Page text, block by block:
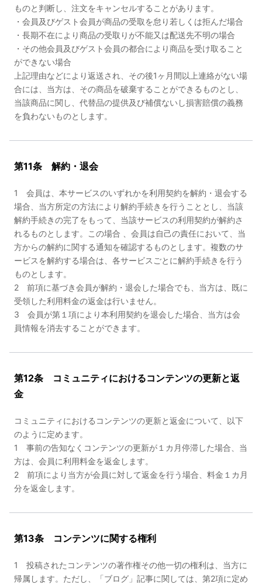
ものと判断し、注文をキャンセルすることがあります。
・会員及びゲスト会員が商品の受取を怠り若しくは拒んだ場合
・長期不在により商品の受取りが不能又は配送先不明の場合
・その他会員及びゲスト会員の都合により商品を受け取ること
ができない場合
上記理由などにより返送され、その後1ヶ月間以上連絡がない場
合には、当方は、その商品を破棄することができるものとし、
当該商品に関し、代替品の提供及び補償ないし損害賠償の義務
を負わないものとします。
第11条 解約・退会
1 会員は、本サービスのいずれかを利用契約を解約・退会する
場合、当方所定の方法により解約手続きを行うこととし、当該
解約手続きの完了をもって、当該サービスの利用契約が解約さ
れるものとします。この場合 、会員は自己の責任において、当
方からの解約に関する通知を確認するものとします。複数のサ
ービスを解約する場合は、各サービスごとに解約手続きを行う
ものとします。
2 前項に基づき会員が解約・退会した場合でも、当方は、既に
受領した利用料金の返金は行いません。
3 会員が第１項により本利用契約を退会した場合、当方は会
員情報を消去することができます。
第12条 コミュニティにおけるコンテンツの更新と返
金
コミュニティにおけるコンテンツの更新と返金について、以下
のように定めます。
1 事前の告知なくコンテンツの更新が１カ月停滞した場合、当
方は、会員に利用料金を返金します。
2 前項により当方が会員に対して返金を行う場合、料金１カ月
分を返金します。
第13条 コンテンツに関する権利
1 投稿されたコンテンツの著作権その他一切の権利は、当方に
帰属します。ただし、「ブログ」記事に関しては、第2項に定め